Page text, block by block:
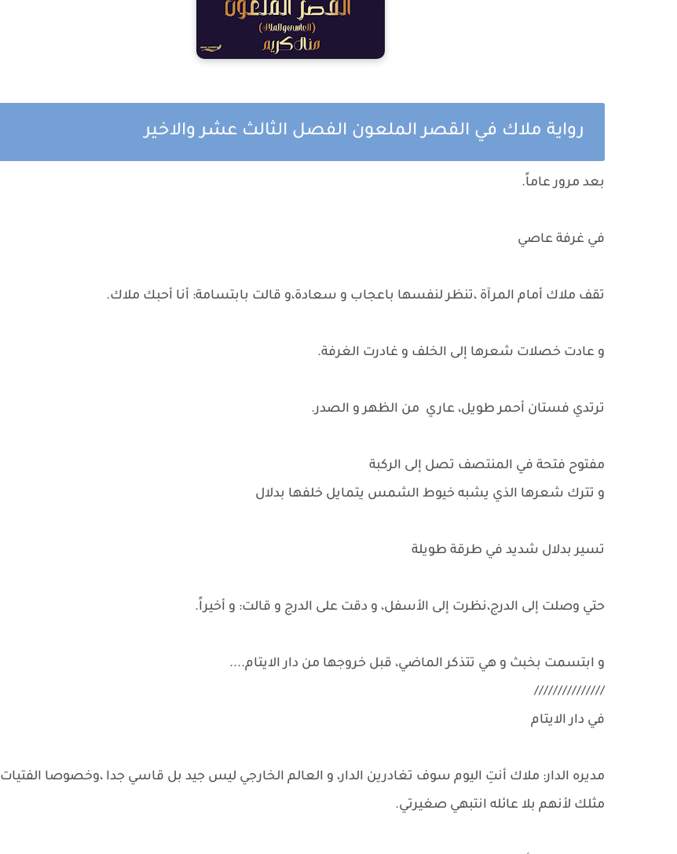
رواية ملاك في القصر الملعون الفصل الثالث عشر والاخير
بعد مرور عاماً.
في غرفة عاصي
تقف ملاك أمام المرآة ،تنظر لنفسها باعجاب و سعادة،و قالت بابتسامة: أنا أحبك ملاك.
و عادت خصلات شعرها إلى الخلف و غادرت الغرفة.
ترتدي فستان أحمر طويل، عاري من الظهر و الصدر.
مفتوح فتحة في المنتصف تصل إلى الركبة
و تترك شعرها الذي يشبه خيوط الشمس يتمايل خلفها بدلال
تسير بدلال شديد في طرقة طويلة
حتي وصلت إلى الدرج،نظرت إلى الأسفل، و دقت على الدرج و قالت: و أخيراً.
و ابتسمت بخبث و هي تتذكر الماضي، قبل خروجها من دار الايتام....
///////////////
في دار الايتام
مديره الدار: ملاك أنتِ اليوم سوف تغادرين الدار، و العالم الخارجي ليس جيد بل قاسي جدا ،وخصوصا الفتيات
مثلك لأنهم بلا عائله انتبهي صغيرتي.